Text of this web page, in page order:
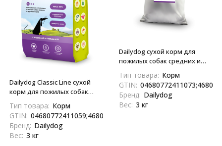
Dailydog Classic Line сухой
корм для пожилых собак
собак, склонных к полноте, с
индейкой и говядиной - 3 кг
Тип товара: Корм
GTIN: 04680772411059;4680772411059
Бренд: Dailydog
Вес: 3 кг
Dailydog сухой корм для
пожилых собак средних и
склонных к полноте, с
индейкой и говядиной - 3 кг
Тип товара: Корм
GTIN:
Бренд: Dailydog
Вес: 3 кг